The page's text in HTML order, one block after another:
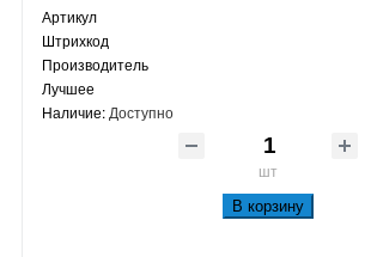
Артикул
Штрихкод
Производитель
Лучшее
Наличие: Доступно
шт
В корзину